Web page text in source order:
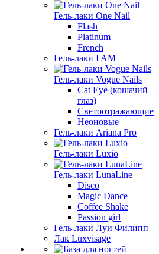
Гель-лаки One Nail
Flash
Platinum
French
Гель-лаки I AM
Гель-лаки Vogue Nails
Cat Eye (кошачий
глаз)
Светоотражающие
Неоновые
Гель-лаки Ariana Pro
Гель-лаки Luxio
Гель-лаки LunaLine
Disco
Magic Dance
Coffee Shake
Passion girl
Гель-лаки Луи Филипп
Лак Luxvisage